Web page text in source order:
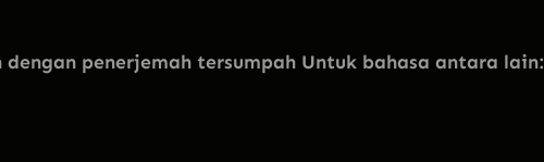
penerjemah tersumpah Untuk bahasa antara lain: